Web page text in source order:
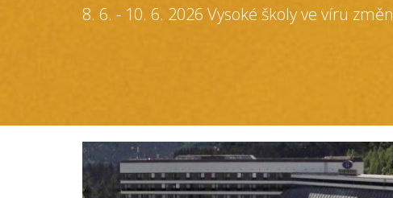
8. 6. - 10. 6. 2026 Vysoké školy ve víru změn